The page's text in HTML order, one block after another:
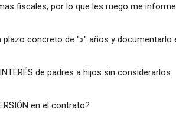
fiscales, por lo que les ruego me
plazo concreto de "x" años y documentarlo
de padres a hijos sin considerarlos
en el contrato?